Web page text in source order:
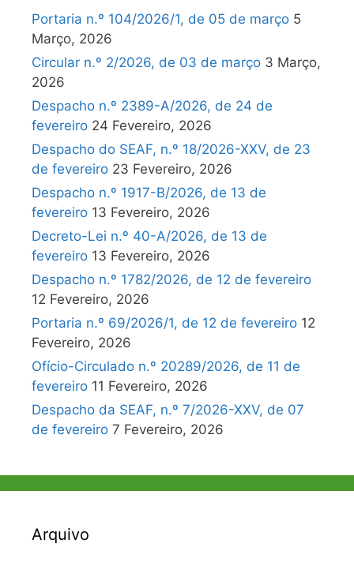
Portaria n.º 104/2026/1, de 05 de março 5
Março, 2026
Circular n.º 2/2026, de 03 de março 3 Março,
2026
Despacho n.º 2389-A/2026, de 24 de
fevereiro 24 Fevereiro, 2026
Despacho do SEAF, n.º 18/2026-XXV, de 23
de fevereiro 23 Fevereiro, 2026
Despacho n.º 1917-B/2026, de 13 de
fevereiro 13 Fevereiro, 2026
Decreto-Lei n.º 40-A/2026, de 13 de
fevereiro 13 Fevereiro, 2026
Despacho n.º 1782/2026, de 12 de fevereiro
12 Fevereiro, 2026
Portaria n.º 69/2026/1, de 12 de fevereiro 12
Fevereiro, 2026
Ofício-Circulado n.º 20289/2026, de 11 de
fevereiro 11 Fevereiro, 2026
Despacho da SEAF, n.º 7/2026-XXV, de 07
de fevereiro 7 Fevereiro, 2026
Arquivo